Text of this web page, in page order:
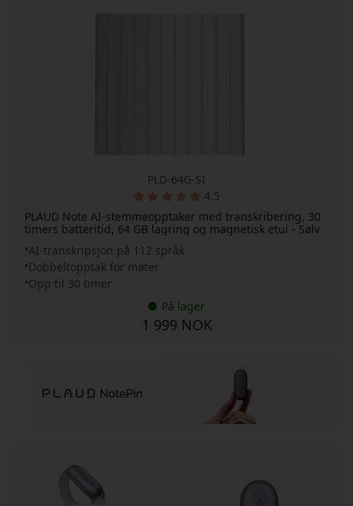
PLD-64G-SI
4.5
PLAUD Note AI-stemmeopptaker med transkribering, 30
timers batteritid, 64 GB lagring og magnetisk etui - Sølv
AI-transkripsjon på 112 språk
Dobbeltopptak for møter
Opp til 30 timer
På lager
1 999 NOK